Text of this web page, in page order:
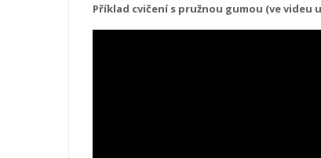
Příklad cvičení s pružnou gumou (ve